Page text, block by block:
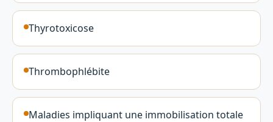
Thyrotoxicose
Thrombophlébite
Maladies impliquant une immobilisation totale